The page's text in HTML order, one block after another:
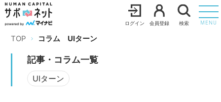
ログイン 会員登録 検索 MENU
TOP コラム UIターン
記事・コラム一覧
UIターン